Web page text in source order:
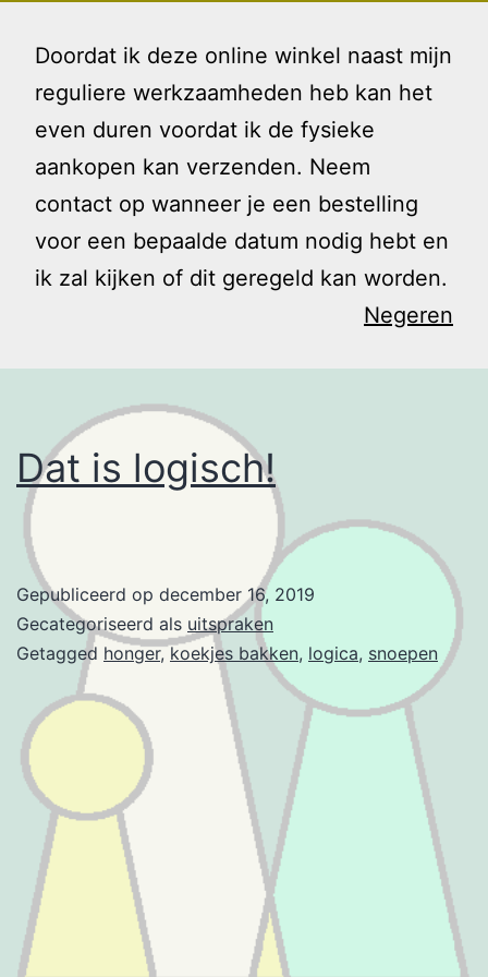
Doordat ik deze online winkel naast mijn
reguliere werkzaamheden heb kan het
even duren voordat ik de fysieke
aankopen kan verzenden. Neem
contact op wanneer je een bestelling
voor een bepaalde datum nodig hebt en
ik zal kijken of dit geregeld kan worden.
Negeren
naar
inhoud
Gezin
Tag:koekjes
bakken
Dat is logisch!
Gepubliceerd op december 16, 2019
Gecategoriseerd als uitspraken
Getagged honger,koekjes bakken, logica, snoepen